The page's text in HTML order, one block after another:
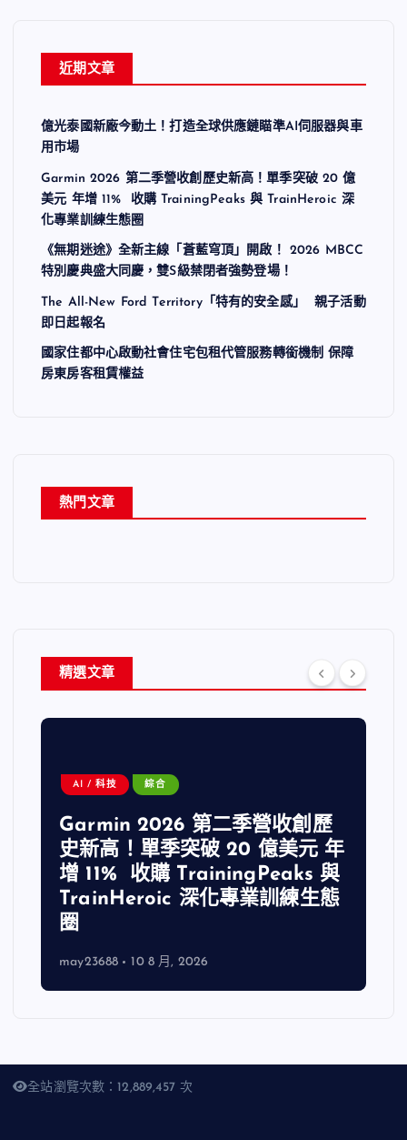
近期文章
億光泰國新廠今動土！打造全球供應鏈瞄準AI伺服器與車
用市場
Garmin 2026 第二季營收創歷史新高！單季突破 20 億
美元 年增 11% 收購 TrainingPeaks 與 TrainHeroic 深
化專業訓練生態圈
《無期迷途》全新主線「蒼藍穹頂」開啟！ 2026 MBCC
特別慶典盛大同慶，雙S級禁閉者強勢登場！
The All-New Ford Territory「特有的安全感」 親子活動
即日起報名
國家住都中心啟動社會住宅包租代管服務轉銜機制 保障
房東房客租賃權益
熱門文章
精選文章
AI / 科技 綜合
Garmin 2026 第二季營收創歷
史新高！單季突破 20 億美元 年
增 11% 收購 TrainingPeaks 與
TrainHeroic 深化專業訓練生態
圈
may23688 10 8 月, 2026
全站瀏覽次數：12,889,457 次